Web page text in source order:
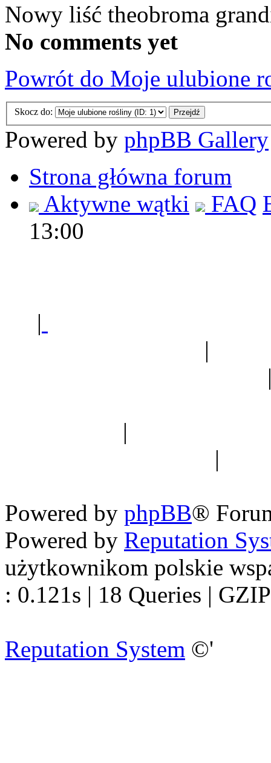
Nowy liść theobroma
No comments yet
Powrót do Moje ulubione
Skocz do:
Powered by phpBB Gallery
Strona główna forum
Aktywne wątki
FAQ
13:00
|
|
|
|
Powered by phpBB®
Powered by Reputation
użytkownikom polskie
: 0.121s | 18 Queries |
Reputation System ©'